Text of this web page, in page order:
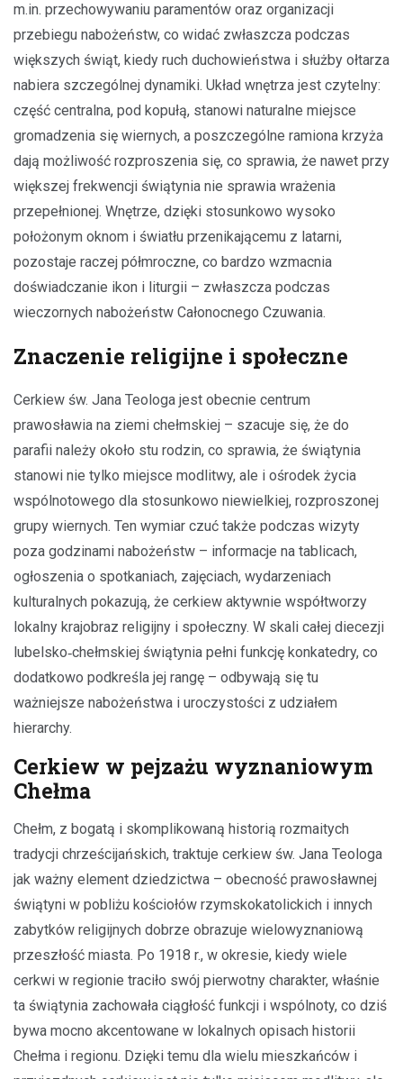
m.in. przechowywaniu paramentów oraz organizacji
przebiegu nabożeństw, co widać zwłaszcza podczas
większych świąt, kiedy ruch duchowieństwa i służby ołtarza
nabiera szczególnej dynamiki. Układ wnętrza jest czytelny:
część centralna, pod kopułą, stanowi naturalne miejsce
gromadzenia się wiernych, a poszczególne ramiona krzyża
dają możliwość rozproszenia się, co sprawia, że nawet przy
większej frekwencji świątynia nie sprawia wrażenia
przepełnionej. Wnętrze, dzięki stosunkowo wysoko
położonym oknom i światłu przenikającemu z latarni,
pozostaje raczej półmroczne, co bardzo wzmacnia
doświadczanie ikon i liturgii – zwłaszcza podczas
wieczornych nabożeństw Całonocnego Czuwania.
Znaczenie religijne i społeczne
Cerkiew św. Jana Teologa jest obecnie centrum
prawosławia na ziemi chełmskiej – szacuje się, że do
parafii należy około stu rodzin, co sprawia, że świątynia
stanowi nie tylko miejsce modlitwy, ale i ośrodek życia
wspólnotowego dla stosunkowo niewielkiej, rozproszonej
grupy wiernych. Ten wymiar czuć także podczas wizyty
poza godzinami nabożeństw – informacje na tablicach,
ogłoszenia o spotkaniach, zajęciach, wydarzeniach
kulturalnych pokazują, że cerkiew aktywnie współtworzy
lokalny krajobraz religijny i społeczny. W skali całej diecezji
lubelsko‑chełmskiej świątynia pełni funkcję konkatedry, co
dodatkowo podkreśla jej rangę – odbywają się tu
ważniejsze nabożeństwa i uroczystości z udziałem
hierarchy.
Cerkiew w pejzażu wyznaniowym
Chełma
Chełm, z bogatą i skomplikowaną historią rozmaitych
tradycji chrześcijańskich, traktuje cerkiew św. Jana Teologa
jak ważny element dziedzictwa – obecność prawosławnej
świątyni w pobliżu kościołów rzymskokatolickich i innych
zabytków religijnych dobrze obrazuje wielowyznaniową
przeszłość miasta. Po 1918 r., w okresie, kiedy wiele
cerkwi w regionie traciło swój pierwotny charakter, właśnie
ta świątynia zachowała ciągłość funkcji i wspólnoty, co dziś
bywa mocno akcentowane w lokalnych opisach historii
Chełma i regionu. Dzięki temu dla wielu mieszkańców i